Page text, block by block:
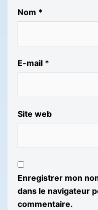
Nom *
E-mail *
Site web
Enregistrer mon
dans le navigateur
commentaire.